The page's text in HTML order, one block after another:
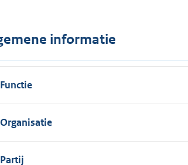
n
:
informatie
Functie
Organisatie
Partij